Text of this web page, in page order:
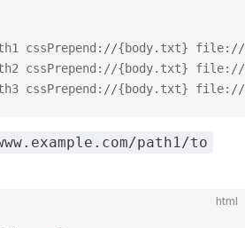
path1 cssPrepend://{body.txt}
path2 cssPrepend://{body.txt}
path3 cssPrepend://{body.txt}
path1/to
html